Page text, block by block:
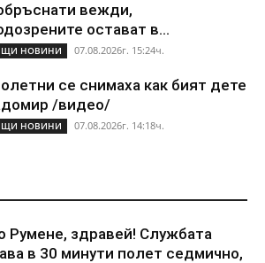
вежди,
остават в...
НОВИНИ 07.08.2026г. 15:24ч.
се снимаха как бият дете
/видео/
НОВИНИ 07.08.2026г. 14:18ч.
Румене, здравей! Службата
в 30 минути полет седмично,